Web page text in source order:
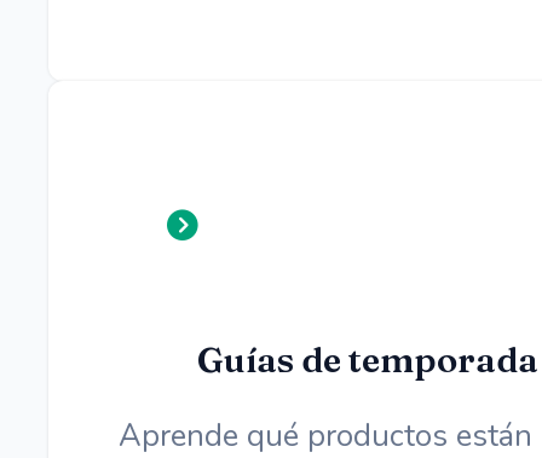
Guías de temporada
Aprende qué productos están